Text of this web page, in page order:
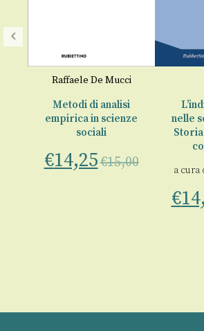
Raffaele De Mucci
Metodi di analisi
empirica in scienze
sociali
€14,25€15,00
nelle
a cura
€